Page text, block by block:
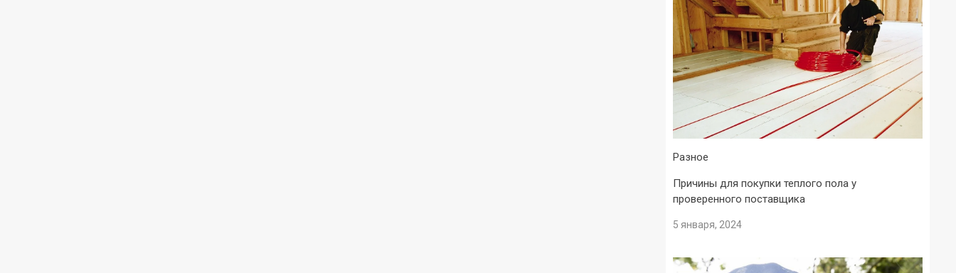
Разное
Причины для покупки теплого пола у
проверенного поставщика
5 января, 2024